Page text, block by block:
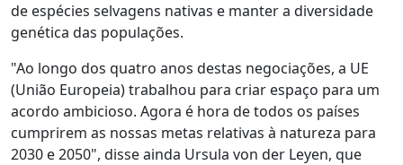
de espécies selvagens nativas e manter a diversidade
genética das populações.
"Ao longo dos quatro anos destas negociações, a UE
(União Europeia) trabalhou para criar espaço para um
acordo ambicioso. Agora é hora de todos os países
cumprirem as nossas metas relativas à natureza para
2030 e 2050", disse ainda Ursula von der Leyen, que